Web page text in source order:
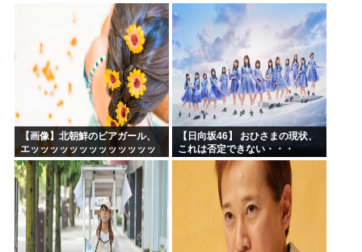
お前ら今期アニメ何見てるの？
【衝撃】 韓国人「箱根駅伝、走りながら乾杯してた」
ケンモメンの生きがいはなに？安倍晋三以外で
夏場のロリコンおま●こが蒸れ蒸れしててエッチなぷりきゅあ...
高市早苗、今日長崎で平和祈念式典に参列して被爆体験者と面...
【画像】北朝鮮のビアガール、
エッッッッッッッッッッッッッ
ッッッッ！
【日向坂46】 おひさまの現状、
これは否定できない・・・